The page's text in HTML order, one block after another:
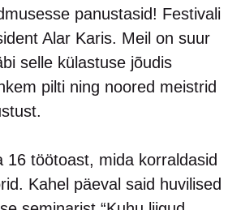
panustasid! Festivali
Alar Karis. Meil on suur
selle külastuse jõudis
pilti ning noored meistrid
16 töötoast, mida korraldasid
Kahel päeval said huvilised